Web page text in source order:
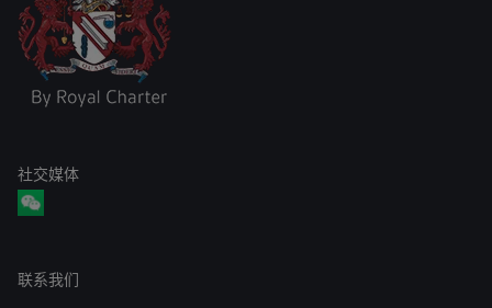
社交媒体
联系我们